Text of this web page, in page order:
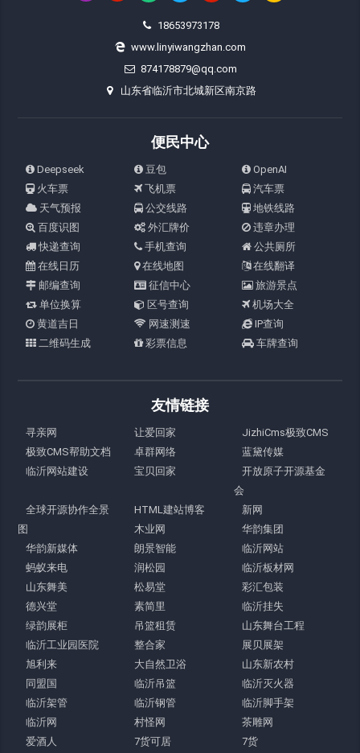
18653973178
www.linyiwangzhan.com
874178879@qq.com
山东省临沂市北城新区南京路
便民中心
Deepseek 豆包
OpenAI
火车票
飞机票
汽车票
天气预报
公交线路
地铁线路
百度识图
外汇牌价
违章办理
快递查询
手机查询
公共厕所
在线日历
在线地图
在线翻译
邮编查询
征信中心
旅游景点
单位换算
区号查询
机场大全
黄道吉日
网速测速
IP查询
二维码生成
彩票信息 车牌查询
友情链接
寻亲网 让爱回家
JizhiCms极致CMS
极致CMS帮助文档
卓群网络
蓝黛传媒
临沂网站建设
宝贝回家
开放原子开源基金
会
全球开源协作全景
图
HTML建站博客
新网
木业网
华韵集团
华韵新媒体
朗景智能
临沂网站
蚂蚁来电
润松园
临沂板材网
山东舞美
松易堂
彩汇包装
德兴堂
素简里
临沂挂失
绿韵展柜
吊篮租赁
山东舞台工程
临沂工业园医院
整合家
展贝展架
旭利来
大自然卫浴
山东新农村
同盟国
临沂吊篮
临沂灭火器
临沂架管
临沂钢管
临沂脚手架
临沂网
村怪网
茶雕网
爱酒人
7货可居
7货